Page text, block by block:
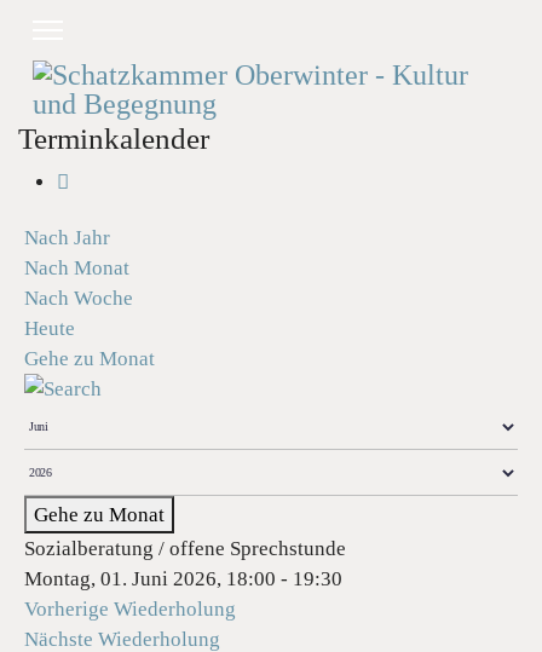
Terminkalender
Nach Jahr
Nach Monat
Nach Woche
Heute
Gehe zu Monat
Gehe zu Monat
Sozialberatung / offene Sprechstunde
Montag, 01. Juni 2026, 18:00 - 19:30
Vorherige Wiederholung
Nächste Wiederholung